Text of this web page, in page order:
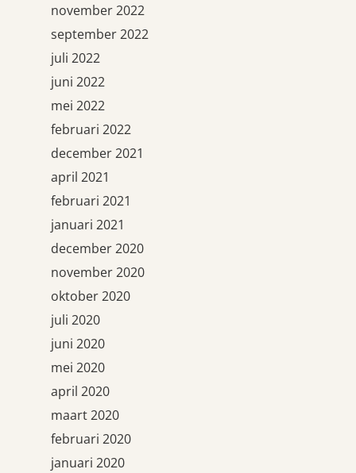
november 2022
september 2022
juli 2022
juni 2022
mei 2022
februari 2022
december 2021
april 2021
februari 2021
januari 2021
december 2020
november 2020
oktober 2020
juli 2020
juni 2020
mei 2020
april 2020
maart 2020
februari 2020
januari 2020